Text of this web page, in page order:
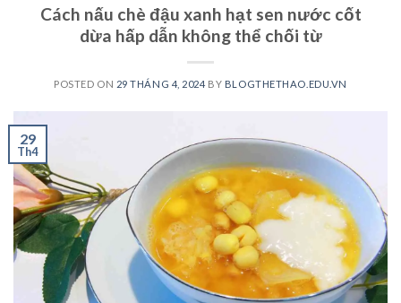
Cách nấu chè đậu xanh hạt sen nước cốt
dừa hấp dẫn không thể chối từ
POSTED ON 29 THÁNG 4, 2024 BY BLOGTHETHAO.EDU.VN
29
Th4